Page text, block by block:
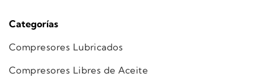
Categorías
Compresores Lubricados
Compresores Libres de Aceite